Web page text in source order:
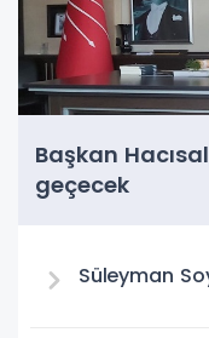
Başkan
geçecek
Süleyman